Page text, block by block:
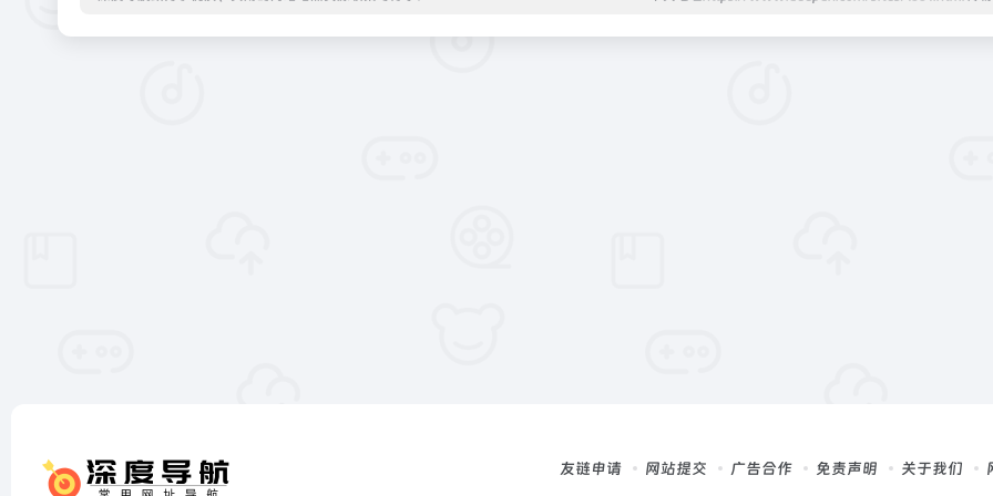
友链申请 网站提交 广告合作 免责声明 关于我们